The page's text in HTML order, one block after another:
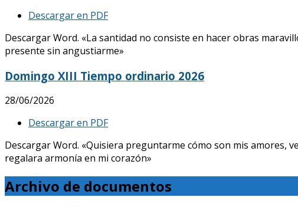
Descargar en PDF
Descargar Word. «La santidad no consiste en hacer obras
presente sin angustiarme»
Domingo XIII Tiempo ordinario 2026
28/06/2026
Descargar en PDF
Descargar Word. «Quisiera preguntarme cómo son mis amores,
regalara armonía en mi corazón»
Archivo de documentos